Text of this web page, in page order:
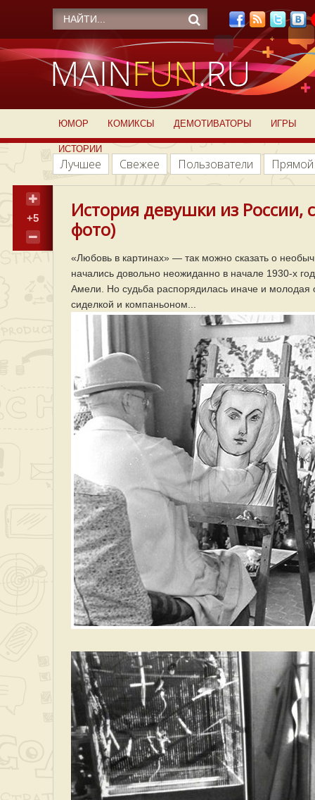
ЮМОР КОМИКСЫ ДЕМОТИВАТОРЫ ИГРЫ
ИСТОРИИ
Лучшее Свежее Пользователи
+5
История девушки из России,
фото)
«Любовь в картинах» — так можно сказать о
начались довольно неожиданно в начале 1930-х
Амели. Но судьба распорядилась иначе и молодая
сиделкой и компаньоном...